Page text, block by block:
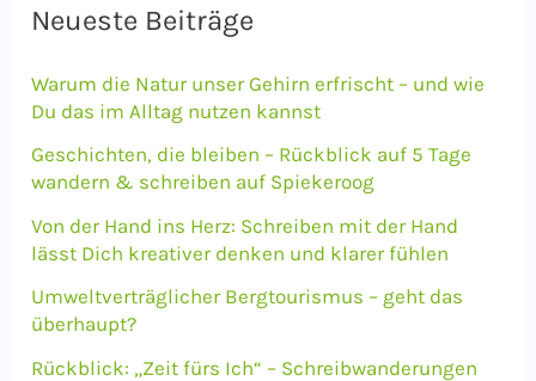
e
n
c
h
:
Neueste Beiträge
Warum die Natur unser Gehirn erfrischt – und wie
Du das im Alltag nutzen kannst
Geschichten, die bleiben – Rückblick auf 5 Tage
wandern & schreiben auf Spiekeroog
Von der Hand ins Herz: Schreiben mit der Hand
lässt Dich kreativer denken und klarer fühlen
Umweltverträglicher Bergtourismus – geht das
überhaupt?
Rückblick: „Zeit fürs Ich“ – Schreibwanderungen